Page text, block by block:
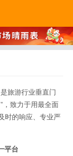
旅游行业垂直门
，致力于用最全面
时的响应、专业严
平台